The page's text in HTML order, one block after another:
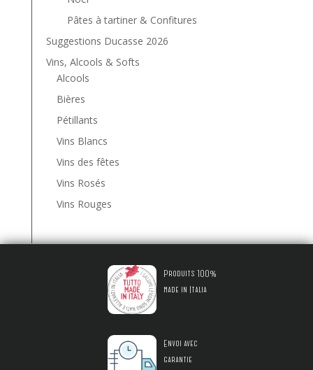
Pâtes à tartiner & Confitures
Suggestions Ducasse 2026
Vins, Alcools & Softs
Alcools
Bières
Pétillants
Vins Blancs
Vins des fêtes
Vins Rosés
Vins Rouges
Produits 100%
made in Italia
Envoi avec
garantie